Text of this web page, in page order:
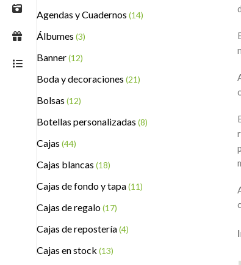
Agendas y Cuadernos (14)
Álbumes (3)
Banner(12)
Boda y decoraciones (21)
Bolsas (12)
Botellas personalizadas (8)
Cajas (44)
Cajas blancas (18)
Cajas de fondo y tapa(11)
Cajas de regalo(17)
Cajas de repostería(4)
Cajas en stock (13)